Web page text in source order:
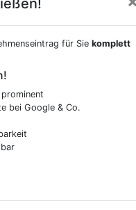
amenity.atm
Dienstleistung
hinzufügen?
kontaktieren.
um
Services, die
für Sie komplett
bei Google & Co.